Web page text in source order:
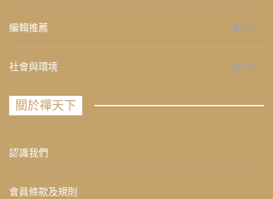
編輯推薦 236
社會與環境 235
關於禪天下
認識我們
會員條款及規則